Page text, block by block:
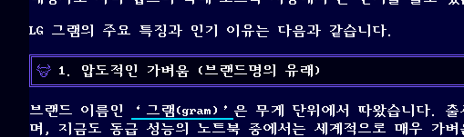
LG 그램의 주요 특징과 인기 이유는 다음과 같습니다.
1. 압도적인 가벼움 (브랜드명의 유래)
브랜드 이름인 ‘그램(gram)’ 은 무게 단위에서 따왔습니다.
며, 지금도 동급 성능의 노트북 중에서는 세계적으로 매우 가